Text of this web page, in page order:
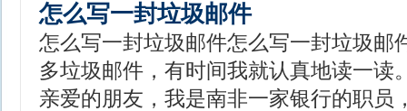
怎么写一封垃圾邮件
怎么写一封垃圾邮件怎么写一封垃圾邮
多垃圾邮件，有时间我就认真地读一读
亲爱的朋友，我是南非一家银行的职员